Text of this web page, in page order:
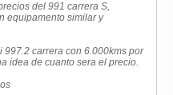
del 991 carrera S,
equipamento similar y
997.2 carrera con 6.000kms por
idea de cuanto sera el precio.